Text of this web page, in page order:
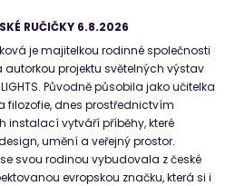
RUČIČKY 6.8.2026
je majitelkou rodinné společnosti
autorkou projektu světelných výstav
LIGHTS. Původně působila jako učitelka
filozofie, dnes prostřednictvím
instalací vytváří příběhy, které
umění a veřejný prostor.
svou rodinou vybudovala z české
evropskou značku, která si i